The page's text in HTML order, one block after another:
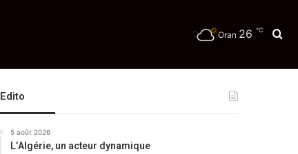
Oran 26 ℃
Edito
5 août 2026
L’Algérie, un acteur dynamique